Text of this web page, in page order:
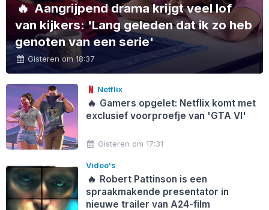
🔥Aangrijpend drama krijgt veel lof
van kijkers: 'Lang geleden dat ik zo heb
genoten van een serie'
Gisteren om 18:37
Netflix
🔥 Gamers opgelet: Netflix komt met
exclusief voorproefje van 'GTA VI'
Gisteren om 17:31
Video's
🔥 Robert Pattinson is een
spraakmakende presentator in
nieuwe trailer van A24-film